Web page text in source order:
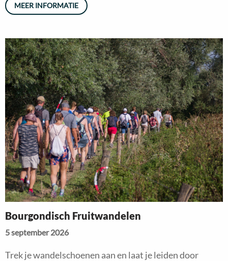
MEER INFORMATIE
Bourgondisch Fruitwandelen
5 september 2026
Trek je wandelschoenen aan en laat je leiden door
Read
more
about
Bourgondisch
Fruitwandelen